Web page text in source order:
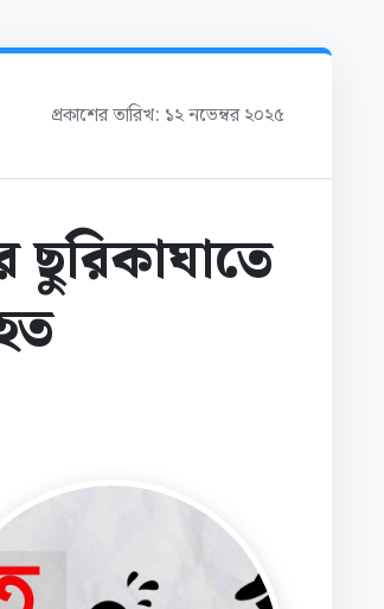
প্রকাশের তারিখ: ১২ নভেম্বর ২০২৫
ছুরিকাঘাতে